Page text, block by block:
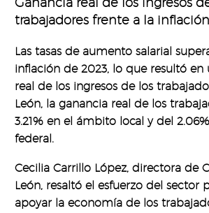
trabajadores frente a la inflación
Las tasas de aumento salarial
inflación de 2023, lo que resultó en
real de los ingresos de los
León, la ganancia real de los
3.21% en el ámbito local y del
federal.
Cecilia Carrillo López, directora de
León, resaltó el esfuerzo del sector
apoyar la economía de los